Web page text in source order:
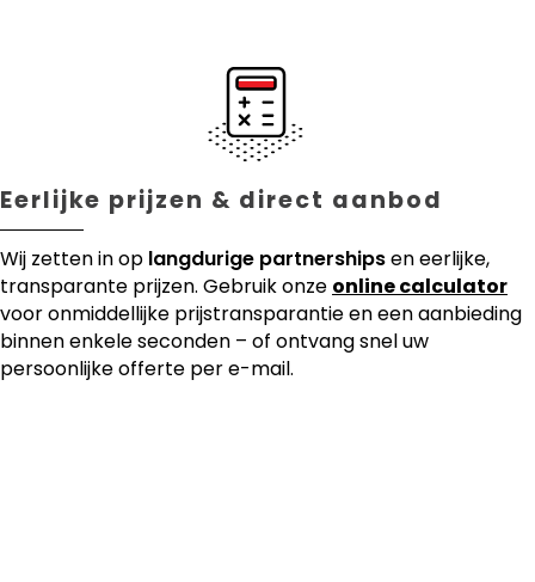
Eerlijke prijzen & direct aanbod
Wij zetten in op langdurige partnershipsen eerlijke,
transparante prijzen. Gebruik onze online calculator
voor onmiddellijke prijstransparantie en een aanbieding
binnen enkele seconden – of ontvang snel uw
persoonlijke offerte per e-mail.